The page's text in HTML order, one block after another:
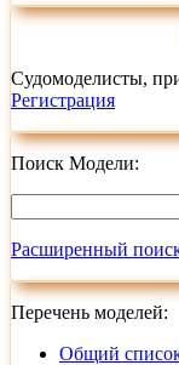
Судомоделисты,
Регистрация
Поиск Модели:
Расширенный
Перечень моделей:
Общий